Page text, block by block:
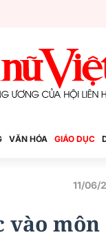
VĂN HÓA GIÁO DỤC
11/06/
vào